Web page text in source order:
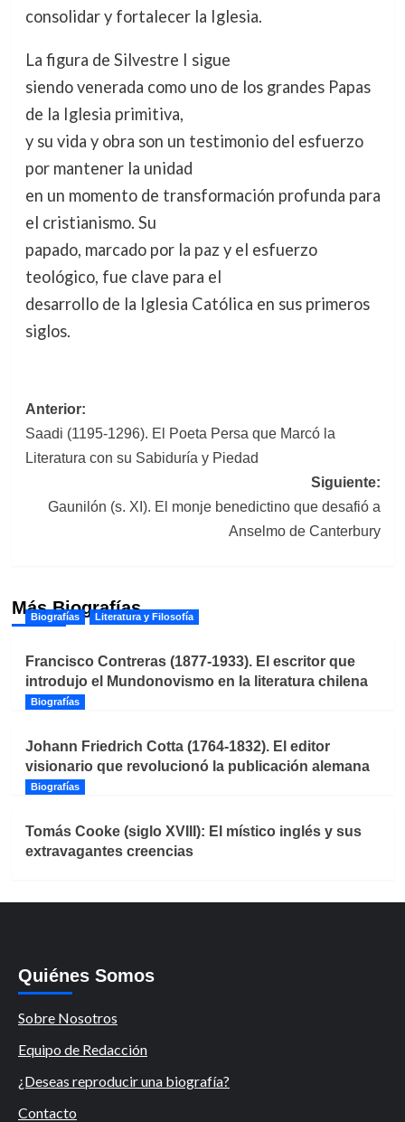
consolidar y fortalecer la Iglesia.
La figura de Silvestre I sigue
siendo venerada como uno de los grandes Papas
de la Iglesia primitiva,
y su vida y obra son un testimonio del esfuerzo
por mantener la unidad
en un momento de transformación profunda para
el cristianismo. Su
papado, marcado por la paz y el esfuerzo
teológico, fue clave para el
desarrollo de la Iglesia Católica en sus primeros
siglos.
Navegación
de
Anterior:
Saadi (1195-1296). El Poeta Persa que Marcó la
Literatura con su Sabiduría y Piedad
Siguiente:
Gaunilón (s. XI). El monje benedictino que desafió a
Anselmo de Canterbury
Más Biografías
Biografías Literatura y Filosofía
Francisco Contreras (1877-1933). El escritor que
introdujo el Mundonovismo en la literatura chilena
Biografías
Johann Friedrich Cotta (1764-1832). El editor
visionario que revolucionó la publicación alemana
Biografías
Tomás Cooke (siglo XVIII): El místico inglés y sus
extravagantes creencias
Quiénes Somos
Sobre Nosotros
Equipo de Redacción
¿Deseas reproducir una biografía?
Contacto